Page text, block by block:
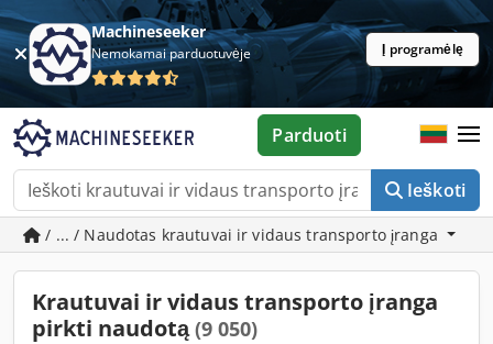
Machineseeker
Nemokamai parduotuvėje Į programėlę
Ieškoti
Parduoti
/ ... / Naudotas krautuvai ir vidaus transporto įranga
Krautuvai ir vidaus transporto įranga
pirkti naudotą(9 050)